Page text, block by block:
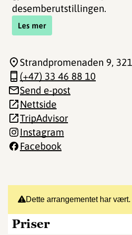
desemberutstillingen.
Les mer
Dette arrangementet har vært.
Priser
Strandpromenaden 9,
(+47) 33 46 88 10
Send e-post
Nettside
TripAdvisor
Instagram
Facebook